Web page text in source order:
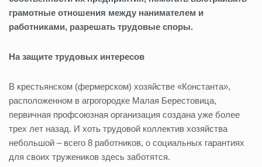
грамотные отношения между нанимателем и
работниками, разрешать трудовые споры.
На защите трудовых интересов
В крестьянском (фермерском) хозяйстве «Константа»,
расположенном в агрогородке Малая Берестовица,
первичная профсоюзная организация создана уже более
трех лет назад. И хоть трудовой коллектив хозяйства
небольшой – всего 8 работников, о социальных гарантиях
для своих тружеников здесь заботятся.